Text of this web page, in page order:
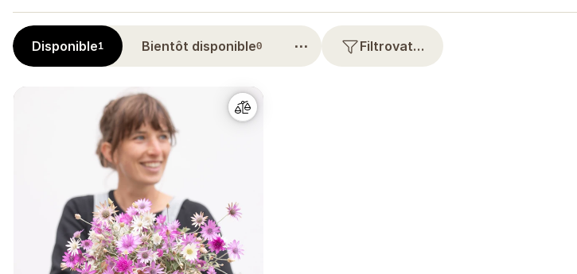
Disponible1 Bientôt disponible0 ⋯ Filtrovat…